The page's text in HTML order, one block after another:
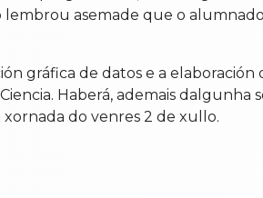
asemade que o
gráfica de datos e a
Haberá, ademais
do venres 2 de xullo.